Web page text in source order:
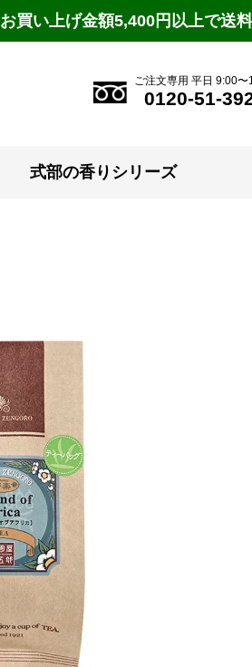
お買い上げ金額5,400円以上で送
ご注文専用 平日 9:00〜
0120-51-
式部の香りシリーズ